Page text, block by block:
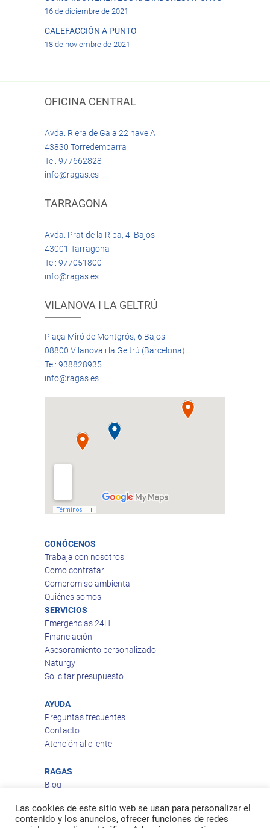
16 de diciembre de 2021
CALEFACCIÓN A PUNTO
18 de noviembre de 2021
OFICINA CENTRAL
Avda. Riera de Gaia 22 nave A
43830 Torredembarra
Tel: 977662828
info@ragas.es
TARRAGONA
Avda. Prat de la Riba, 4 Bajos
43001 Tarragona
Tel: 977051800
info@ragas.es
VILANOVA I LA GELTRÚ
Plaça Miró de Montgrós, 6 Bajos
08800 Vilanova i la Geltrú (Barcelona)
Tel: 938828935
info@ragas.es
CONÓCENOS
Trabaja con nosotros
Como contratar
Compromiso ambiental
Quiénes somos
SERVICIOS
Emergencias 24H
Financiación
Asesoramiento personalizado
Naturgy
Solicitar presupuesto
AYUDA
Preguntas frecuentes
Contacto
Atención al cliente
RAGAS
Blog
Política de privacidad
Política de cookies
Las cookies de este sitio web se usan para personalizar el
contenido y los anuncios, ofrecer funciones de redes